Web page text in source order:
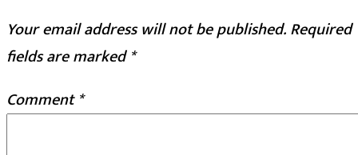
Your email address will not be published.Required
fields are marked*
Comment*